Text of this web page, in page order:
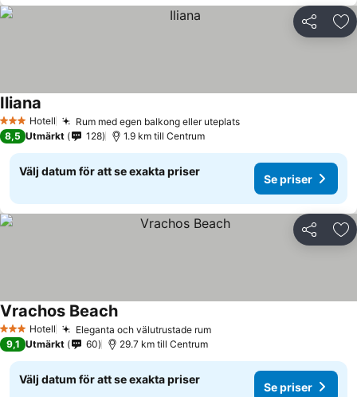
Dela
3 StjärnorHotell Rum med egen balkong eller uteplats
Iliana
8,5 Utmärkt 128 1.9 km till Centrum
Välj datum för att se exakta priser
Se priser
Dela
3 StjärnorHotell Eleganta och välutrustade rum
Vrachos Beach
9,1 Utmärkt 60 29.7 km till Centrum
Välj datum för att se exakta priser
Se priser